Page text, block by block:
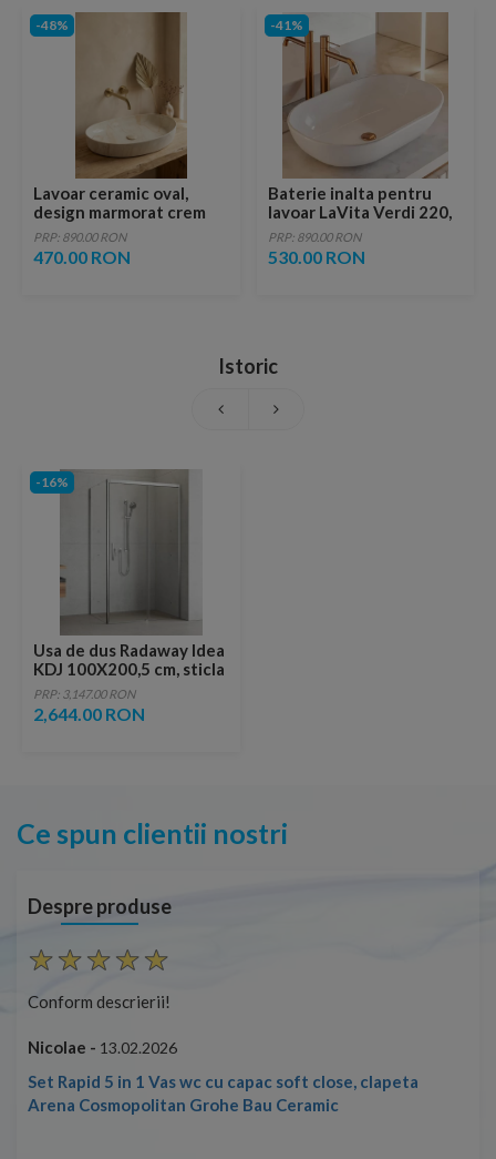
-48%
Lavoar ceramic oval,
design marmorat crem
lucios cu vene aurii,
ventil inclus
PRP: 890.00 RON
470.00 RON
-41%
Baterie inalta pentru
lavoar LaVita Verdi 220,
fara ventil, brushed
copper
PRP: 890.00 RON
530.00 RON
Istoric
-16%
Usa de dus Radaway Idea
KDJ 100X200,5 cm, sticla
transparenta
PRP: 3,147.00 RON
2,644.00 RON
Ce spun clientii nostri
Despre produse
Conform descrierii!
Nicolae - 13.02.2026
Set Rapid 5 in 1 Vas wc cu capac soft close, clapeta
Arena Cosmopolitan Grohe Bau Ceramic